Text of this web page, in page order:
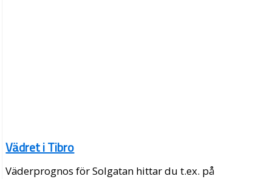
Vädret i Tibro
Väderprognos för Solgatan hittar du t.ex. på